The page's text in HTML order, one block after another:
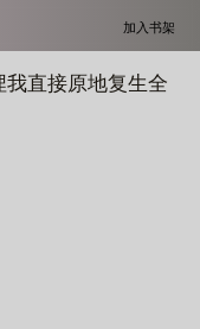
加入书架
直接原地复生全